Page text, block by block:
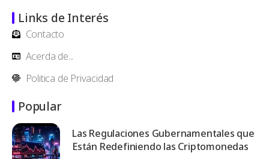
Links de Interés
Contacto
Acerda de...
Politica de Privacidad
Popular
Las Regulaciones Gubernamentales que
Están Redefiniendo las Criptomonedas